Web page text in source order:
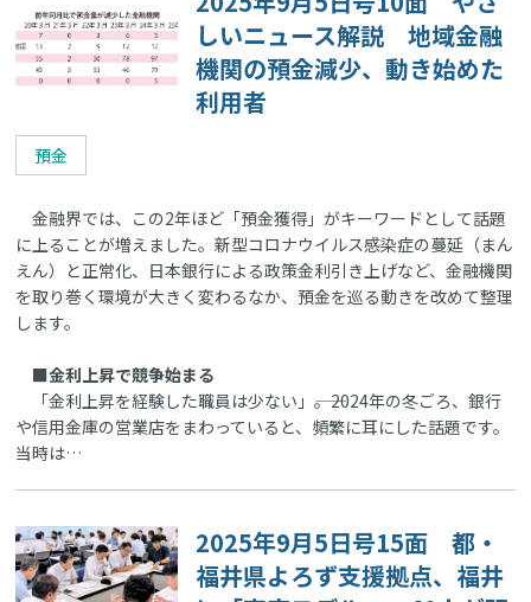
しいニュース解説 地域金融
機関の預金減少、動き始めた
利用者
預金
金融界では、この2年ほど「預金獲得」がキーワードとして話題
に上ることが増えました。新型コロナウイルス感染症の蔓延（まん
えん）と正常化、日本銀行による政策金利引き上げなど、金融機関
を取り巻く環境が大きく変わるなか、預金を巡る動きを改めて整理
します。
■金利上昇で競争始まる
「金利上昇を経験した職員は少ない」――。2024年の冬ごろ、銀行
や信用金庫の営業店をまわっていると、頻繁に耳にした話題です。
当時は…
2025年9月5日号15面 都・
福井県よろず支援拠点、福井